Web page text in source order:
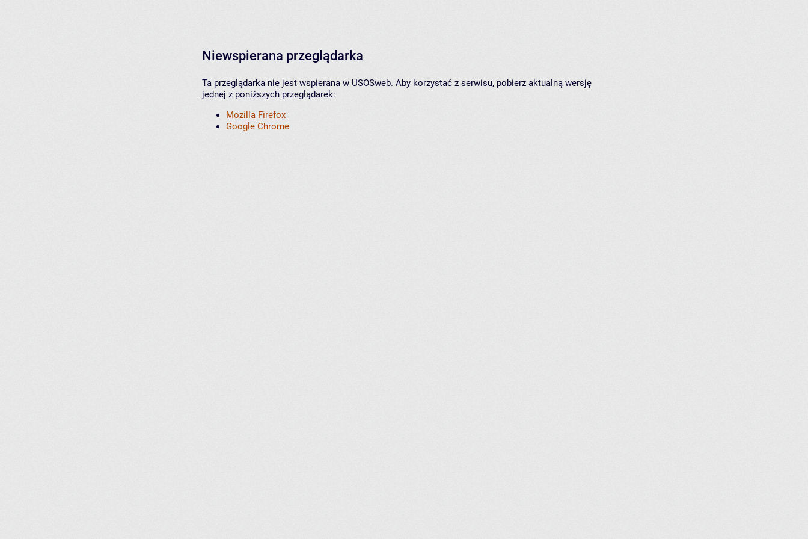
Niewspierana przeglądarka
Ta przeglądarka nie jest wspierana w USOSweb. Aby korzystać z serwisu, pobierz aktualną wersję
jednej z poniższych przeglądarek:
Mozilla Firefox
Google Chrome